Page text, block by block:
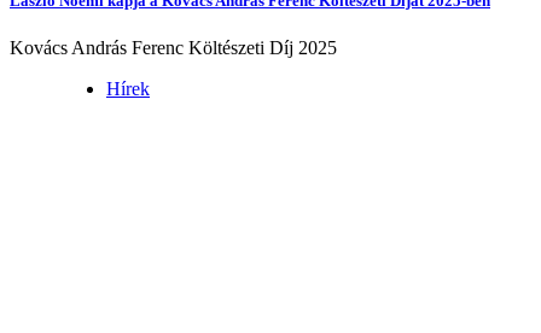
Kovács András Ferenc Költészeti Díj 2025
Hírek